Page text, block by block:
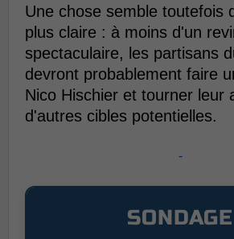
Une chose semble toutefois
plus claire : à moins d'un
spectaculaire, les partisans
devront probablement faire
Nico Hischier et tourner leur
d'autres cibles potentielles.
-
SONDAGE